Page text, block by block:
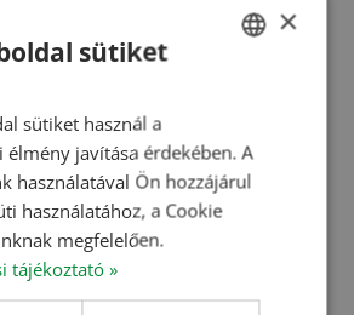
előadások
filmek
napok összefoglalói/egyebek
ROMANIAN
CROATIAN
×
sütiket
sütiket használ a
élmény javítása érdekében. A
használatával Ön hozzájárul
használatához, a Cookie
megfelelően.
tájékoztató »